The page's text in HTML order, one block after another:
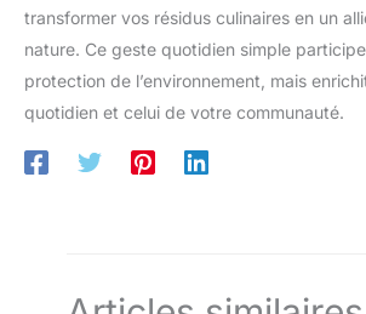
transformer vos résidus culinaires en un
nature. Ce geste quotidien simple
protection de l’environnement, mais
quotidien et celui de votre communauté.